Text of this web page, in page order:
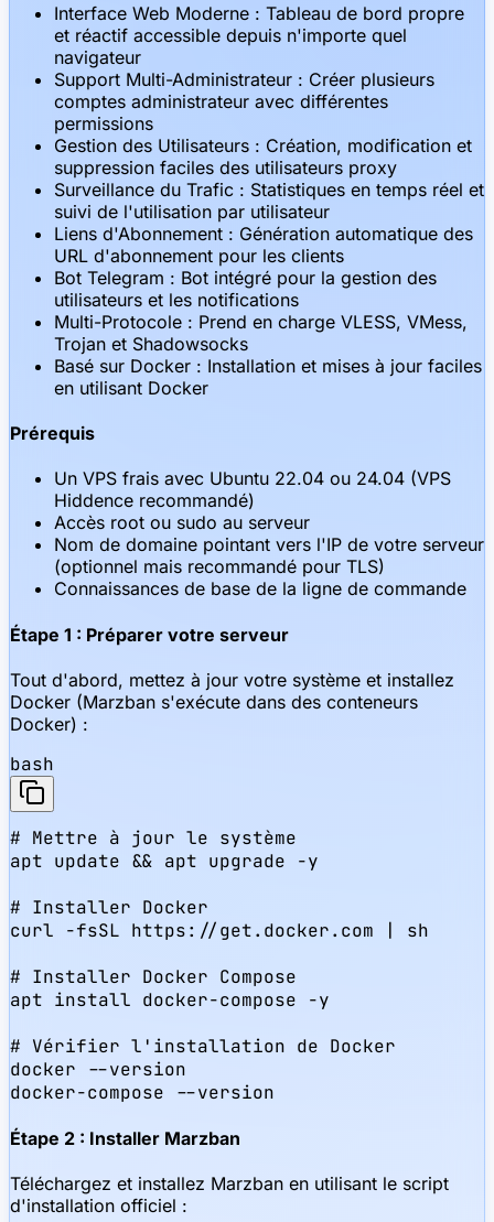
Interface Web Moderne : Tableau de bord propre
et réactif accessible depuis n'importe quel
navigateur
Support Multi-Administrateur : Créer plusieurs
comptes administrateur avec différentes
permissions
Gestion des Utilisateurs : Création, modification et
suppression faciles des utilisateurs proxy
Surveillance du Trafic : Statistiques en temps réel et
suivi de l'utilisation par utilisateur
Liens d'Abonnement : Génération automatique des
URL d'abonnement pour les clients
Bot Telegram : Bot intégré pour la gestion des
utilisateurs et les notifications
Multi-Protocole : Prend en charge VLESS, VMess,
Trojan et Shadowsocks
Basé sur Docker : Installation et mises à jour faciles
en utilisant Docker
Prérequis
Un VPS frais avec Ubuntu 22.04 ou 24.04 (VPS
Hiddence recommandé)
Accès root ou sudo au serveur
Nom de domaine pointant vers l'IP de votre serveur
(optionnel mais recommandé pour TLS)
Connaissances de base de la ligne de commande
Étape 1 : Préparer votre serveur
Tout d'abord, mettez à jour votre système et installez
Docker (Marzban s'exécute dans des conteneurs
Docker) :
bash
# Mettre à jour le système
apt update && apt upgrade -y
# Installer Docker
curl -fsSL https://get.docker.com | sh
# Installer Docker Compose
apt install docker-compose -y
# Vérifier l'installation de Docker
docker --version
docker-compose --version
Étape 2 : Installer Marzban
Téléchargez et installez Marzban en utilisant le script
d'installation officiel :